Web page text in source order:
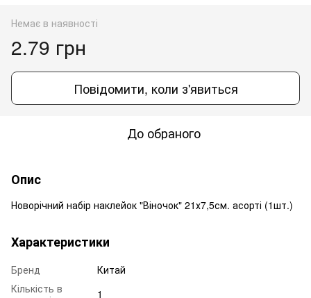
Немає в наявності
2.79 грн
Повідомити, коли з'явиться
До обраного
Опис
Новорічний набір наклейок "Віночок" 21х7,5см. асорті (1шт.)
Характеристики
Бренд
Китай
Кількість в
1